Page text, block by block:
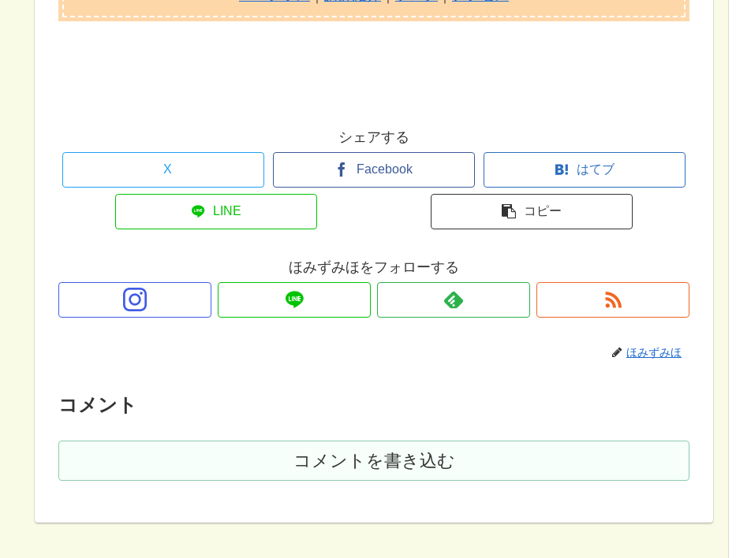
シェアする
X Facebook はてブ
LINE コピー
ほみずみほをフォローする
ほみずみほ
コメント
コメントを書き込む